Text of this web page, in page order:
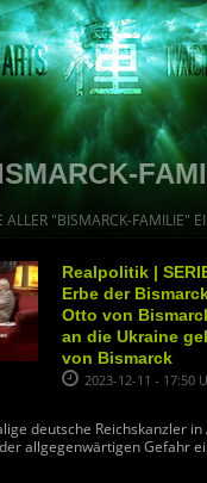
ALLER "BISMARCK-FAMILIE"
Realpolitik |
Erbe der
Otto von
an die Ukraine
von Bismarck
2023-12-11 - 17:50
deutsche Reichskanzler
allgegenwärtigen Gefahr